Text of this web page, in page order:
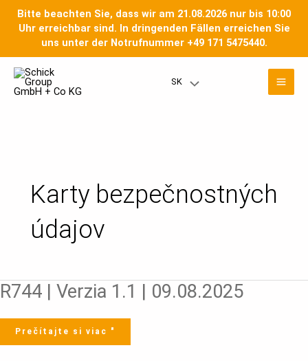
Bitte beachten Sie, dass wir am 21.08.2026 nur bis 10:00
Uhr erreichbar sind. In dringenden Fällen erreichen Sie
uns unter der Notrufnummer +49 171 5475440.
obsah
SK Prepínač
Karty bezpečnostných
údajov
R744 | Verzia 1.1 | 09.08.2025
R744
|
Verzia
09.08.2025
Prečítajte si viac "
príspevkov